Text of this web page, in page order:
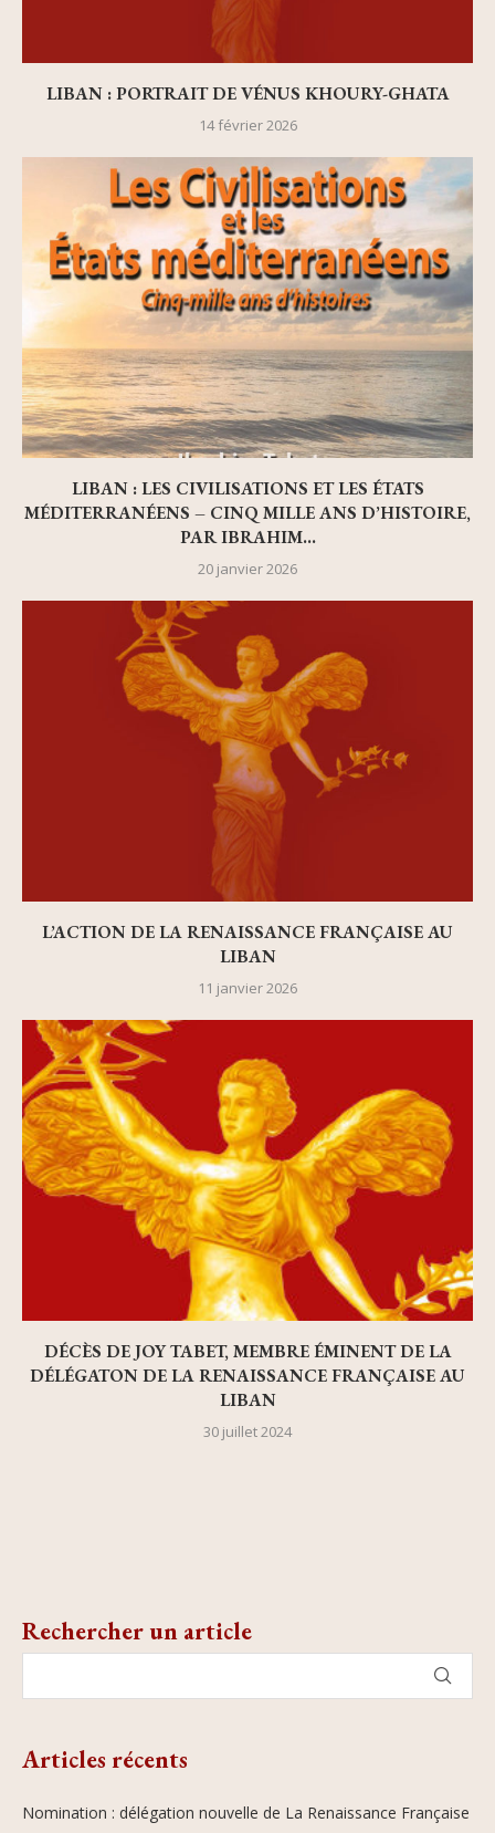
LIBAN : PORTRAIT DE VÉNUS KHOURY-GHATA
14 février 2026
LIBAN : LES CIVILISATIONS ET LES ÉTATS
MÉDITERRANÉENS – CINQ MILLE ANS D’HISTOIRE,
PAR IBRAHIM...
20 janvier 2026
L’ACTION DE LA RENAISSANCE FRANÇAISE AU
LIBAN
11 janvier 2026
DÉCÈS DE JOY TABET, MEMBRE ÉMINENT DE LA
DÉLÉGATON DE LA RENAISSANCE FRANÇAISE AU
LIBAN
30 juillet 2024
Rechercher un article
Articles récents
Nomination : délégation nouvelle de La Renaissance Française